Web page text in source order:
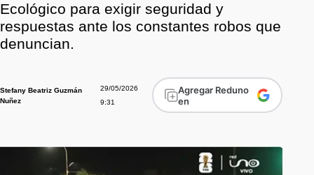
Ecológico para exigir seguridad y
respuestas ante los constantes robos que
denuncian.
Stefany Beatriz Guzmán
Nuñez
29/05/2026
9:31
Agregar Reduno
en